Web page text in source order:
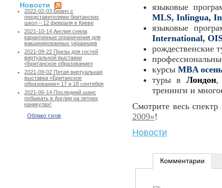
Новости
2022-02-03 Бранч с
представителями британских
школ – 12 февраля в Киеве
2021-10-14 Англия сняла
карантинные ограничения для
вакцинированных украинцев
2021-09-22 Призы для гостей
виртуальной выставки
«Британское образование»
2021-09-02 Пятая виртуальная
выставка «Британское
образование» 17 и 18 сентября
2021-06-14 Последний шанс
побывать в Англии на летних
каникулах!
Облако тэгов
языковые
MLS, Inlingua,
языковые
International,
рождественские
курсы MBA
туры вЛондон,
тренинги и
Смотрите весь
2009»!
Новости
Комментарии